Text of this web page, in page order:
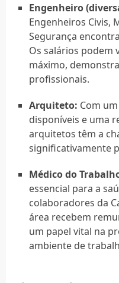
Engenheiro
Engenheiros Civis,
Segurança
Os salários podem
máximo,
profissionais.
Arquiteto: Com
disponíveis e uma
arquitetos têm a
significativamente
Médico do
essencial para a
colaboradores da
área recebem
um papel vital na
ambiente de